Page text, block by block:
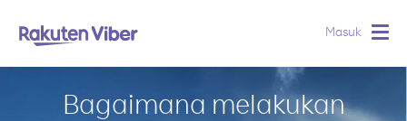
Masuk
Bagaimana melakukan